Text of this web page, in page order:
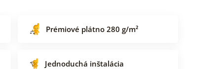
Prémiové plátno 280 g/m²
Jednoduchá inštalácia